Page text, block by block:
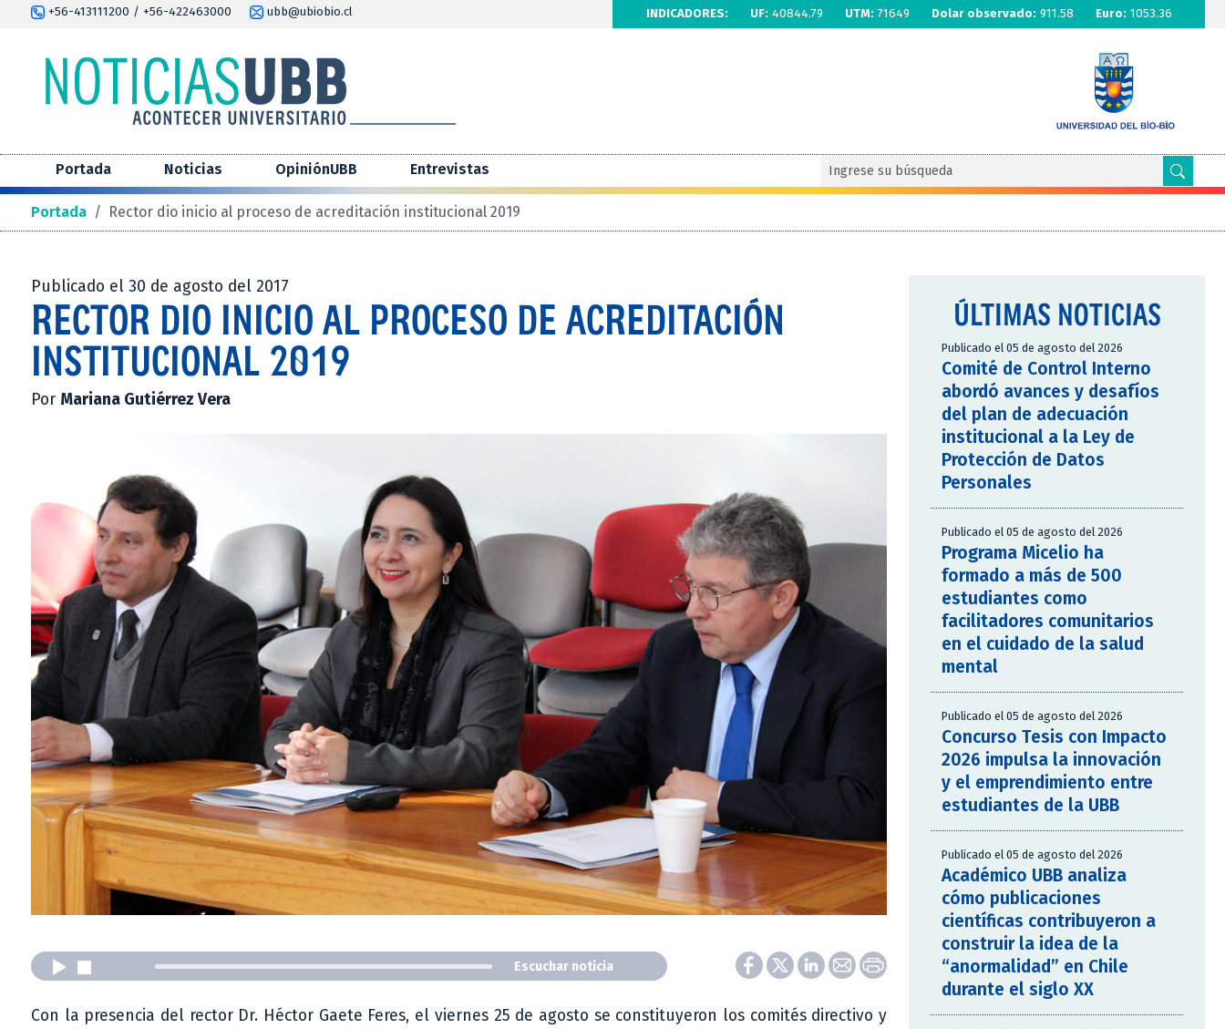
+56-413111200 / +56-422463000 ubb@ubiobio.cl INDICADORES: UF: 40844.79 UTM: 71649 Dolar observado: 911.58 Euro: 1053.36
Portada Noticias OpiniónUBB Entrevistas
Portada / Rector dio inicio al proceso de acreditación institucional 2019
Publicado el 30 de agosto del 2017
RECTOR DIO INICIO AL PROCESO DE ACREDITACIÓN
INSTITUCIONAL 2019
Por Mariana Gutiérrez Vera
Escuchar noticia
Con la presencia del rector Dr. Héctor Gaete Feres, el viernes 25 de agosto se constituyeron los comités directivo y
ÚLTIMAS NOTICIAS
Publicado el 05 de agosto del 2026
Comité de Control Interno
abordó avances y desafíos
del plan de adecuación
institucional a la Ley de
Protección de Datos
Personales
Publicado el 05 de agosto del 2026
Programa Micelio ha
formado a más de 500
estudiantes como
facilitadores comunitarios
en el cuidado de la salud
mental
Publicado el 05 de agosto del 2026
Concurso Tesis con Impacto
2026 impulsa la innovación
y el emprendimiento entre
estudiantes de la UBB
Publicado el 05 de agosto del 2026
Académico UBB analiza
cómo publicaciones
científicas contribuyeron a
construir la idea de la
“anormalidad” en Chile
durante el siglo XX